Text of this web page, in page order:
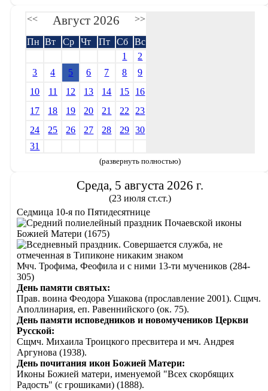
<< Август 2026 >>
Пн Вт Ср Чт Пт Сб
Вс
1
2
3
4 5 6 7 8
9
10
11 12 13 14 15
16
17
18 19 20 21 22
23
24
25 26 27 28 29
30
31
(развернуть полностью)
Среда, 5 августа 2026 г.
(23 июля ст.ст.)
Седмица 10-я по Пятидесятнице
Почаевской иконы
Божией Матери (1675)
Мчч. Трофима, Феофила и с ними 13-ти мучеников (284-
305)
День памяти святых:
Прав. воина Феодора Ушакова (прославление 2001). Сщмч.
Аполлинария, еп. Равеннийского (ок. 75).
День памяти исповедников и новомучеников Церкви
Русской:
Сщмч. Михаила Троицкого пресвитера и мч. Андрея
Аргунова (1938).
День почитания икон Божией Матери:
Иконы Божией матери, именуемой "Всех скорбящих
Радость" (с грошиками) (1888).